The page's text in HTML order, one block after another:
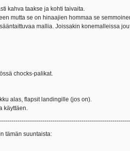
kahva taakse ja kohti taivaita.
mutta se on hinaajien hommaa se
mallia. Joissakin konemalleissa
chocks-palikat.
alas, flapsit landingille (jos on).
käyttäen.
tämän suuntaista: